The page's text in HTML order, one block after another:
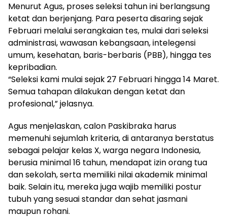
Menurut Agus, proses seleksi tahun ini berlangsung
ketat dan berjenjang. Para peserta disaring sejak
Februari melalui serangkaian tes, mulai dari seleksi
administrasi, wawasan kebangsaan, intelegensi
umum, kesehatan, baris-berbaris (PBB), hingga tes
kepribadian.
“Seleksi kami mulai sejak 27 Februari hingga 14 Maret.
Semua tahapan dilakukan dengan ketat dan
profesional,” jelasnya.
Agus menjelaskan, calon Paskibraka harus
memenuhi sejumlah kriteria, di antaranya berstatus
sebagai pelajar kelas X, warga negara Indonesia,
berusia minimal 16 tahun, mendapat izin orang tua
dan sekolah, serta memiliki nilai akademik minimal
baik. Selain itu, mereka juga wajib memiliki postur
tubuh yang sesuai standar dan sehat jasmani
maupun rohani.